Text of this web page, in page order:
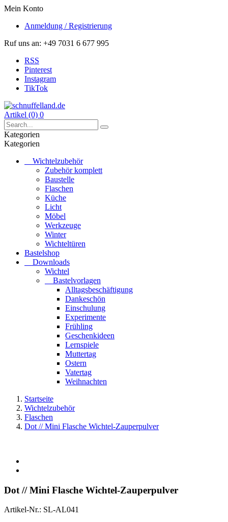
Mein Konto
Anmeldung / Registrierung
Ruf uns an: +49 7031 6 677 995
RSS
Pinterest
Instagram
TikTok
Artikel (0) 0
Kategorien
Kategorien
Wichtelzubehör
Zubehör komplett
Baustelle
Flaschen
Küche
Licht
Möbel
Werkzeuge
Winter
Wichteltüren
Bastelshop
Downloads
Wichtel
Bastelvorlagen
Alltagsbeschäftigung
Dankeschön
Einschulung
Experimente
Frühling
Geschenkideen
Lernspiele
Muttertag
Ostern
Vatertag
Weihnachten
Startseite
Wichtelzubehör
Flaschen
Dot // Mini Flasche Wichtel-Zauperpulver
Dot // Mini Flasche Wichtel-Zauperpulver
Artikel-Nr.: SL-AL041